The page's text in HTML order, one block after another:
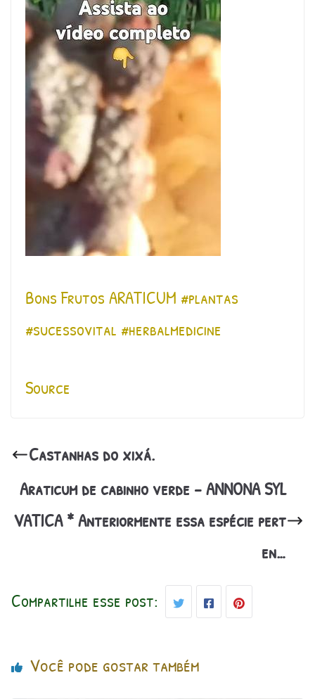
Bons Frutos ARATICUM #plantas
#sucessovital #herbalmedicine
Source
Castanhas do xixá.
Araticum de cabinho verde – ANNONA SYL
VATICA * Anteriormente essa espécie pert
en…
Compartilhe esse post:
Você pode gostar também